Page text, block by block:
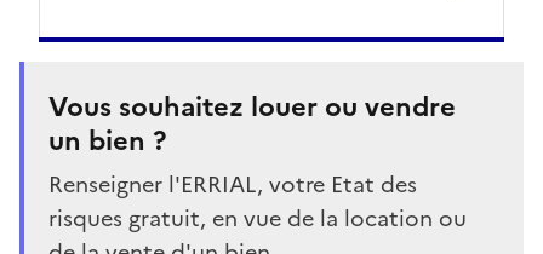
Vous souhaitez louer ou vendre
un bien ?
Renseigner l'ERRIAL, votre Etat des
risques gratuit, en vue de la location ou